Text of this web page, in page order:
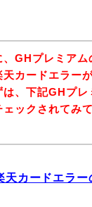
、GHプレミアム
天カードエラー
は、下記GHプレ
ェックされてみ
天カードエラ